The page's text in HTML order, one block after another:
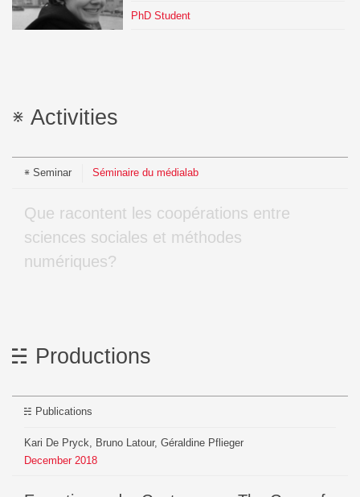
PhD Student
Activities
Seminar Séminaire du médialab
Que racontent les coopérations entre
sciences sociales et méthodes
numériques?
Productions
Publications
Kari De Pryck, Bruno Latour, Géraldine Pflieger
December 2018